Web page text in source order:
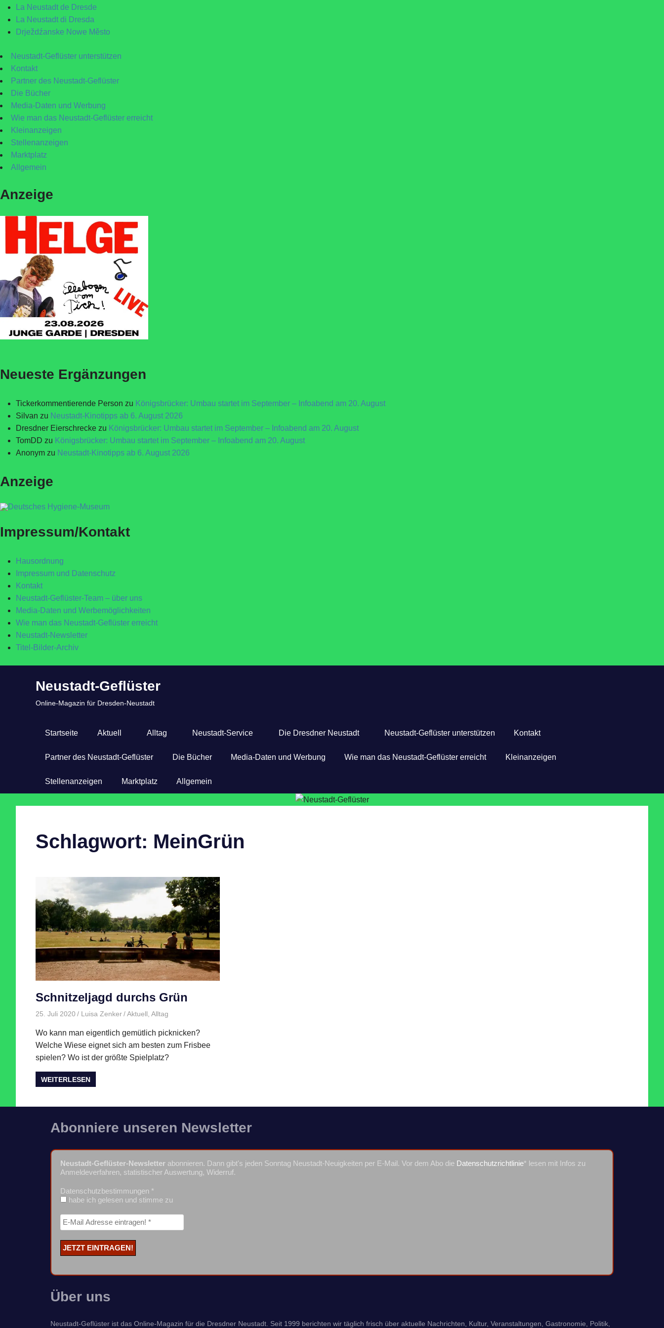
La Neustadt de Dresde
La Neustadt di Dresda
Drježdźanske Nowe Město
Neustadt-Geflüster unterstützen
Kontakt
Partner des Neustadt-Geflüster
Die Bücher
Media-Daten und Werbung
Wie man das Neustadt-Geflüster erreicht
Kleinanzeigen
Stellenanzeigen
Marktplatz
Allgemein
Anzeige
Neueste Ergänzungen
Tickerkommentierende Person zu Königsbrücker: Umbau startet im September – Infoabend am 20. August
Silvan zu Neustadt-Kinotipps ab 6. August 2026
Dresdner Eierschrecke zu Königsbrücker: Umbau startet im September – Infoabend am 20. August
TomDD zu Königsbrücker: Umbau startet im September – Infoabend am 20. August
Anonym zu Neustadt-Kinotipps ab 6. August 2026
Anzeige
Impressum/Kontakt
Hausordnung
Impressum und Datenschutz
Kontakt
Neustadt-Geflüster-Team – über uns
Media-Daten und Werbemöglichkeiten
Wie man das Neustadt-Geflüster erreicht
Neustadt-Newsletter
Titel-Bilder-Archiv
Neustadt-Geflüster
Online-Magazin für Dresden-Neustadt
Startseite Aktuell Alltag Neustadt-Service Die Dresdner Neustadt Neustadt-Geflüster unterstützen Kontakt
Partner des Neustadt-Geflüster Die Bücher Media-Daten und Werbung Wie man das Neustadt-Geflüster erreicht Kleinanzeigen
Stellenanzeigen Marktplatz Allgemein
Schlagwort: MeinGrün
Schnitzeljagd durchs Grün
25. Juli 2020 Luisa Zenker Aktuell, Alltag
Wo kann man eigentlich gemütlich picknicken?
Welche Wiese eignet sich am besten zum Frisbee
spielen? Wo ist der größte Spielplatz?
WEITERLESEN
Abonniere unseren Newsletter
Neustadt-Geflüster-Newsletter abonnieren. Dann gibt's jeden Sonntag Neustadt-Neuigkeiten per E-Mail. Vor dem Abo die Datenschutzrichtlinie* lesen mit Infos zu
Anmeldeverfahren, statistischer Auswertung, Widerruf.
Datenschutzbestimmungen *
habe ich gelesen und stimme zu
Über uns
Neustadt-Geflüster ist das Online-Magazin für die Dresdner Neustadt. Seit 1999 berichten wir täglich frisch über aktuelle Nachrichten, Kultur, Veranstaltungen, Gastronomie, Politik,